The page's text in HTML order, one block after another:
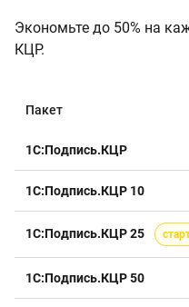
Экономьте до 50% на
КЦР.
Пакет
1С:Подпись.КЦР
1С:Подпись.КЦР 10
1С:Подпись.КЦР 25
1С:Подпись.КЦР 50